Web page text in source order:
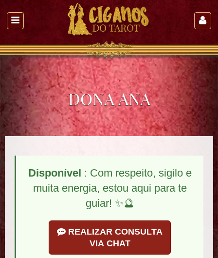
DONA ANA
Disponível : Com respeito, sigilo e
muita energia, estou aqui para te
guiar! ✨🔮
REALIZAR CONSULTA
VIA CHAT